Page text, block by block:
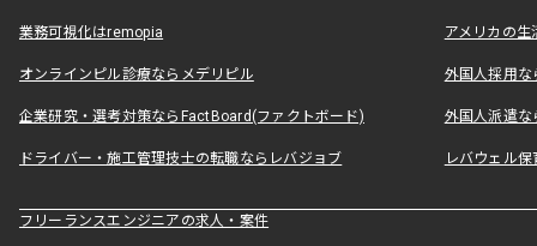
業務可視化はremopia アメリカの
オンラインピル診療ならメデリピル 外国人採用
企業研究・選考対策ならFactBoard(ファクトボード) 外国人派遣な
ドライバー・施工管理技士の転職ならレバジョブ レバウェル
フリーランスエンジニアの求人・案件